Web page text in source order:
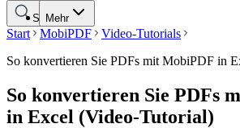
Mehr
Suche
Start MobiPDF
Video-Tutorials
So konvertieren Sie PDFs mit MobiPDF in
So konvertieren Sie PDFs
in Excel (Video-Tutorial)